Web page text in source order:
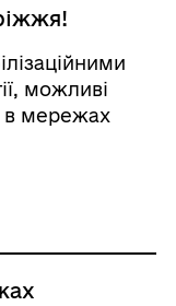
можливі
в мережах